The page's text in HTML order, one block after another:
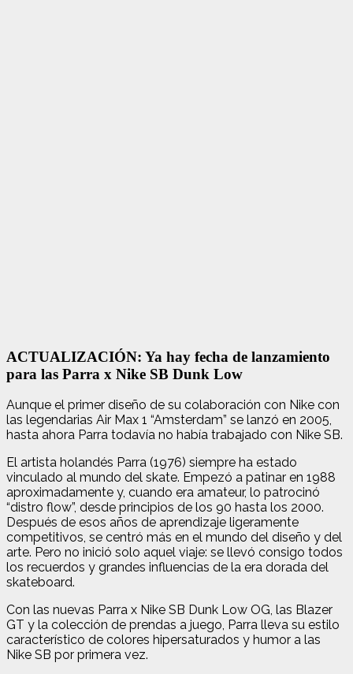
ACTUALIZACIÓN: Ya hay fecha de lanzamiento
para las Parra x Nike SB Dunk Low
Aunque el primer diseño de su colaboración con Nike con
las legendarias Air Max 1 “Amsterdam” se lanzó en 2005,
hasta ahora Parra todavía no había trabajado con Nike SB.
El artista holandés Parra (1976) siempre ha estado
vinculado al mundo del skate. Empezó a patinar en 1988
aproximadamente y, cuando era amateur, lo patrocinó
“distro flow”, desde principios de los 90 hasta los 2000.
Después de esos años de aprendizaje ligeramente
competitivos, se centró más en el mundo del diseño y del
arte. Pero no inició solo aquel viaje: se llevó consigo todos
los recuerdos y grandes influencias de la era dorada del
skateboard.
Con las nuevas Parra x Nike SB Dunk Low OG, las Blazer
GT y la colección de prendas a juego, Parra lleva su estilo
característico de colores hipersaturados y humor a las
Nike SB por primera vez.